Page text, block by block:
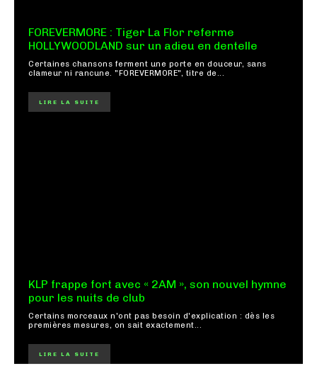
FOREVERMORE : Tiger La Flor referme
HOLLYWOODLAND sur un adieu en dentelle
Certaines chansons ferment une porte en douceur, sans
clameur ni rancune. "FOREVERMORE", titre de...
LIRE LA SUITE
KLP frappe fort avec « 2AM », son nouvel hymne
pour les nuits de club
Certains morceaux n'ont pas besoin d'explication : dès les
premières mesures, on sait exactement...
LIRE LA SUITE